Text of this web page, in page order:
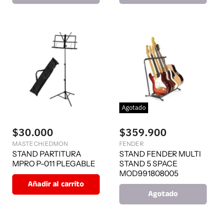
$30.000
MASTECH(EDMON
STAND PARTITURA
MPRO P-011 PLEGABLE
Añadir al carrito
Agotado
$359.900
FENDER
STAND FENDER MULTI
STAND 5 SPACE
MOD991808005
Agotado